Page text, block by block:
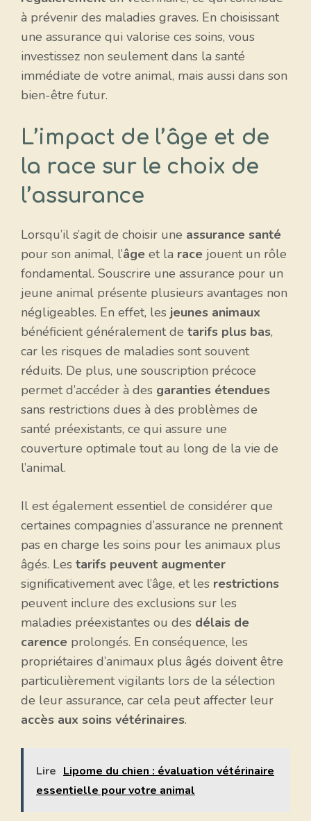
à prévenir des maladies graves. En choisissant
une assurance qui valorise ces soins, vous
investissez non seulement dans la santé
immédiate de votre animal, mais aussi dans son
bien-être futur.
L’impact de l’âge et de
la race sur le choix de
l’assurance
Lorsqu’il s’agit de choisir une assurance santé
pour son animal, l’âge et la race jouent un rôle
fondamental. Souscrire une assurance pour un
jeune animal présente plusieurs avantages non
négligeables. En effet, les jeunes animaux
bénéficient généralement de tarifs plus bas,
car les risques de maladies sont souvent
réduits. De plus, une souscription précoce
permet d’accéder à des garanties étendues
sans restrictions dues à des problèmes de
santé préexistants, ce qui assure une
couverture optimale tout au long de la vie de
l’animal.
Il est également essentiel de considérer que
certaines compagnies d’assurance ne prennent
pas en charge les soins pour les animaux plus
âgés. Les tarifs peuvent augmenter
significativement avec l’âge, et les restrictions
peuvent inclure des exclusions sur les
maladies préexistantes ou des délais de
carence prolongés. En conséquence, les
propriétaires d’animaux plus âgés doivent être
particulièrement vigilants lors de la sélection
de leur assurance, car cela peut affecter leur
accès aux soins vétérinaires.
Lire Lipome du chien : évaluation vétérinaire
essentielle pour votre animal